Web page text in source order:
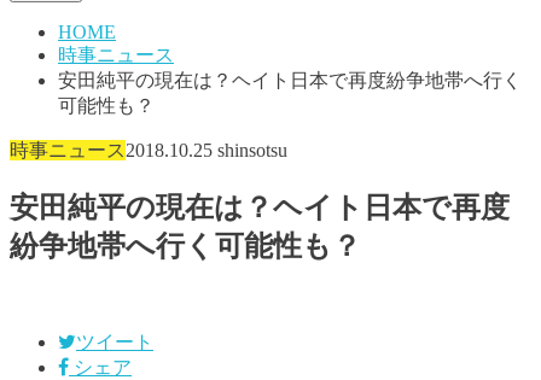
HOME
時事ニュース
安田純平の現在は？ヘイト日本で再度紛争地帯へ行く
可能性も？
時事ニュース 2018.10.25 shinsotsu
安田純平の現在は？ヘイト日本で再度
紛争地帯へ行く可能性も？
ツイート
シェア